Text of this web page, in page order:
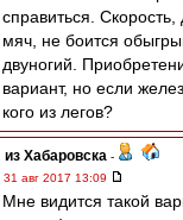
справиться. Скорость,
мяч, не боится
двуногий.
вариант, но если
кого из легов?
из Хабаровска -
31 авг 2017 13:09
Мне видится такой